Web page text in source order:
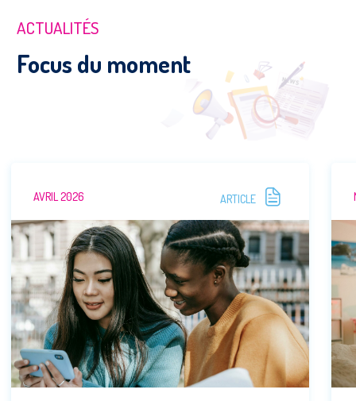
ACTUALITÉS
Focus du moment
AVRIL 2026 ARTICLE